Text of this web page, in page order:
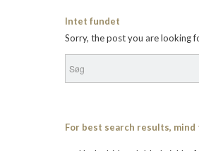
Intet fundet
Sorry, the post you are looking
For best search results,